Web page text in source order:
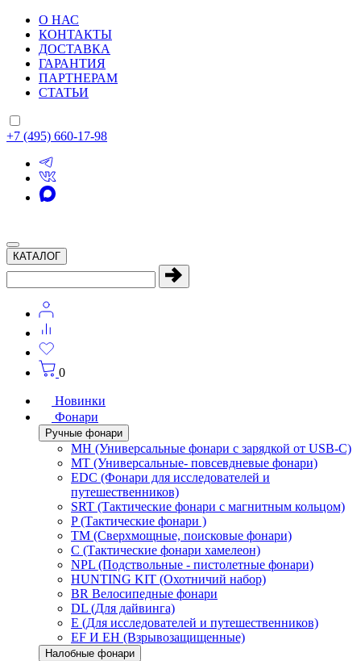
О НАС
КОНТАКТЫ
ДОСТАВКА
ГАРАНТИЯ
ПАРТНЕРАМ
СТАТЬИ
+7 (495) 660-17-98
КАТАЛОГ
0
Новинки
Фонари
Ручные фонари
MH (Универсальные фонари с зарядкой от USB-C)
MT (Универсальные- повсевдневые фонари)
EDC (Фонари для исследователей и
путешественников)
SRT (Тактические фонари с магнитным кольцом)
P (Тактические фонари )
TM (Сверхмощные, поисковые фонари)
C (Тактические фонари хамелеон)
NPL (Подствольные - пистолетные фонари)
HUNTING KIT (Охотничий набор)
BR Велосипедные фонари
DL (Для дайвинга)
E (Для исследователей и путешественников)
EF И EH (Взрывозащищенные)
Налобные фонари